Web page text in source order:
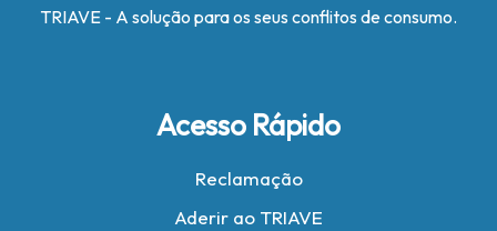
TRIAVE - A solução para os seus conflitos de consumo.
Acesso Rápido
Reclamação
Aderir ao TRIAVE